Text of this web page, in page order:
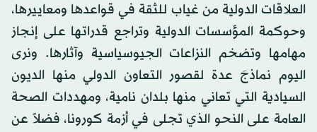
العلاقات الدولية من غياب للثقة في قواعدها ومعاييرها،
وحوكمة المؤسسات الدولية وتراجع قدراتها على إنجاز
مهامها وتضخم النزاعات الجيوسياسية وآثارها. ونرى
اليوم نماذجَ عدة لقصور التعاون الدولي منها الديون
السيادية التي تعاني منها بلدان نامية، ومهددات الصحة
العامة على النحو الذي تجلى في أزمة كورونا، فضلاً عن